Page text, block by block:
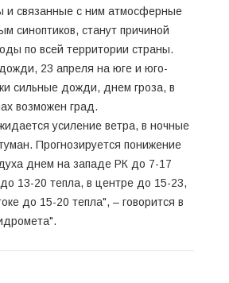
и связанные с ним атмосферные
синоптиков, станут причиной
по всей территории страны.
23 апреля на юге и юго-
сильные дожди, днем гроза, в
возможен град.
усиление ветра, в ночные
Прогнозируется понижение
днем на западе РК до 7-17
13-20 тепла, в центре до 15-23,
до 15-20 тепла", – говорится в